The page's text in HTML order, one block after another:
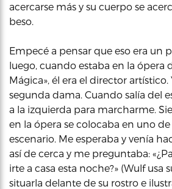
acercarse más y su cuerpo se
beso.
Empecé a pensar que eso era un
luego, cuando estaba en la ópera
Mágica», él era el director
segunda dama. Cuando salía del
a la izquierda para marcharme.
en la ópera se colocaba en uno
escenario. Me esperaba y venía
así de cerca y me preguntaba:
irte a casa esta noche?» (Wulf usa
situarla delante de su rostro e